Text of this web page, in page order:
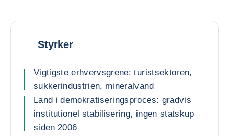
Styrker
Vigtigste erhvervsgrene: turistsektoren,
sukkerindustrien, mineralvand
Land i demokratiseringsproces: gradvis
institutionel stabilisering, ingen statskup
siden 2006